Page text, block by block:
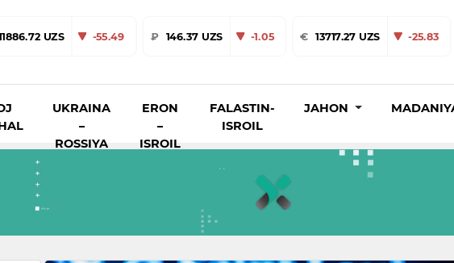
UZS -55.49 ₽ 146.37 UZS -1.05 € 13717.27 UZS -25.83
UKRAINA
–
ROSSIYA
ERON
–
ISROIL
FALASTIN-
ISROIL
JAHON